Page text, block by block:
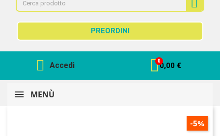
PREORDINI
Accedi 0,00 €
MENÙ
-5%